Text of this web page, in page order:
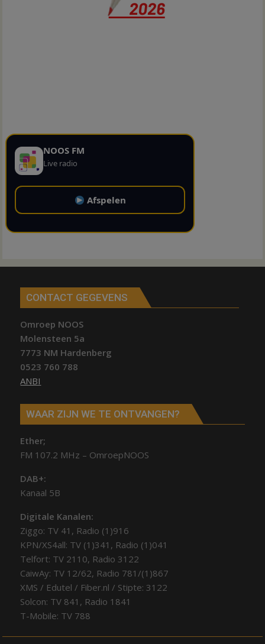
NOOS FM
Live radio
Afspelen
CONTACT GEGEVENS
Omroep NOOS
Molensteen 5a
7773 NM Hardenberg
0523 760 788
ANBI
WAAR ZIJN WE TE ONTVANGEN?
Ether;
FM 107.2 MHz – OmroepNOOS
DAB+:
Kanaal 5B
Digitale Kanalen:
Ziggo: TV 41, Radio (1)916
KPN/XS4all: TV (1)341, Radio (1)041
Telfort: TV 2110, Radio 3122
CaiwAy: TV 12/62, Radio 781/(1)867
XMS / Edutel / Fiber.nl / Stipte: 3122
Solcon: TV 841, Radio 1841
T-Mobile: TV 788